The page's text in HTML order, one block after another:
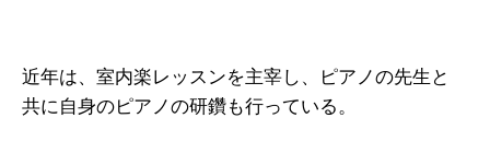
近年は、室内楽レッスンを主宰し、ピアノの先生と
共に自身のピアノの研鑽も行っている。